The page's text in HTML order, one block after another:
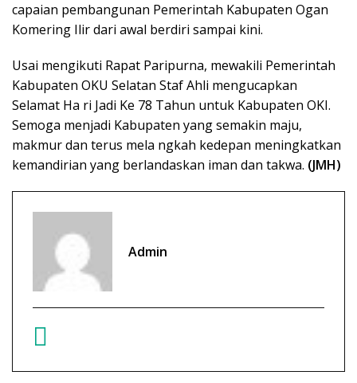
capaian pembangunan Pemerintah Kabupaten Ogan
Komering Ilir dari awal berdiri sampai kini.
Usai mengikuti Rapat Paripurna, mewakili Pemerintah
Kabupaten OKU Selatan Staf Ahli mengucapkan
Selamat Ha ri Jadi Ke 78 Tahun untuk Kabupaten OKI.
Semoga menjadi Kabupaten yang semakin maju,
makmur dan terus mela ngkah kedepan meningkatkan
kemandirian yang berlandaskan iman dan takwa. (JMH)
Admin